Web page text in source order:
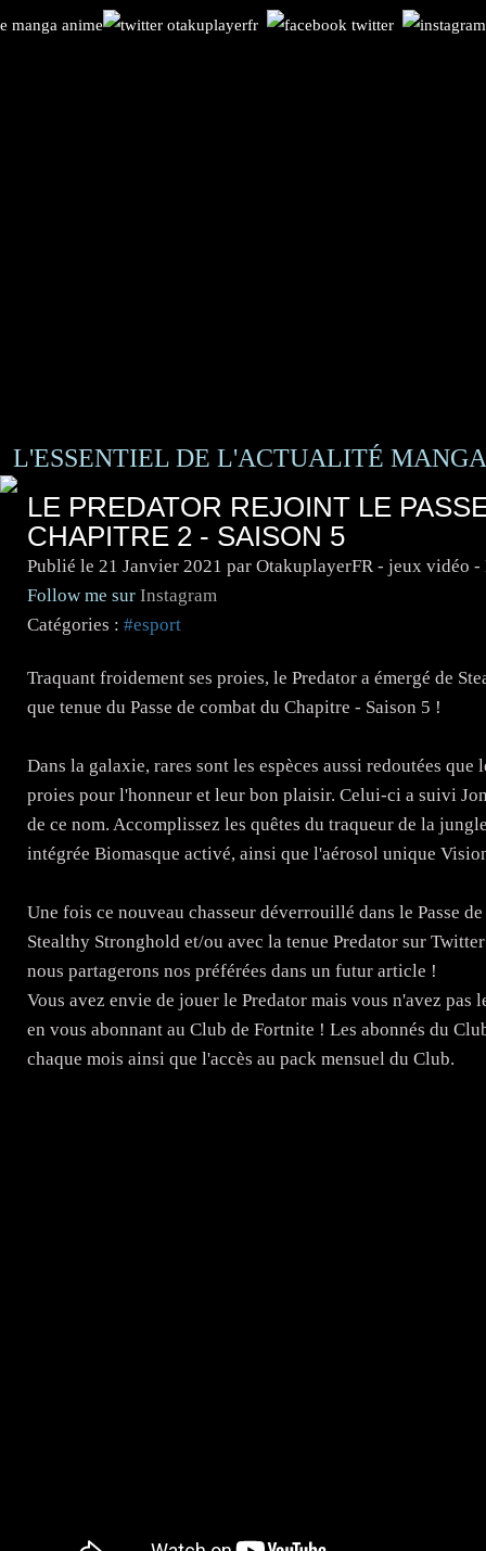
L'ESSENTIEL DE L'ACTUALITÉ
LE PREDATOR REJOINT LE
CHAPITRE 2 - SAISON 5
Publié le 21 Janvier 2021 par OtakuplayerFR - jeux vidéo -
Follow me sur Instagram
Catégories : #esport
Traquant froidement ses proies, le Predator a émergé de
que tenue du Passe de combat du Chapitre - Saison 5 !
Dans la galaxie, rares sont les espèces aussi redoutées
proies pour l'honneur et leur bon plaisir. Celui-ci a suivi
de ce nom. Accomplissez les quêtes du traqueur de la
intégrée Biomasque activé, ainsi que l'aérosol unique
Une fois ce nouveau chasseur déverrouillé dans le Passe
Stealthy Stronghold et/ou avec la tenue Predator sur
nous partagerons nos préférées dans un futur article !
Vous avez envie de jouer le Predator mais vous n'avez pas
en vous abonnant au Club de Fortnite ! Les abonnés du
chaque mois ainsi que l'accès au pack mensuel du Club.